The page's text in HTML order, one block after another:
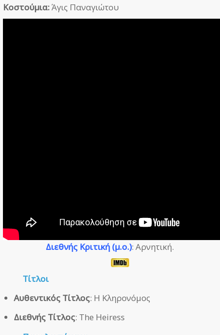
Κοστούμια:Άγις Παναγιώτου
Διεθνής Κριτική (μ.ο.): Αρνητική.
Τίτλοι
Αυθεντικός Τίτλος: Η Κληρονόμος
Διεθνής Τίτλος: The Heiress